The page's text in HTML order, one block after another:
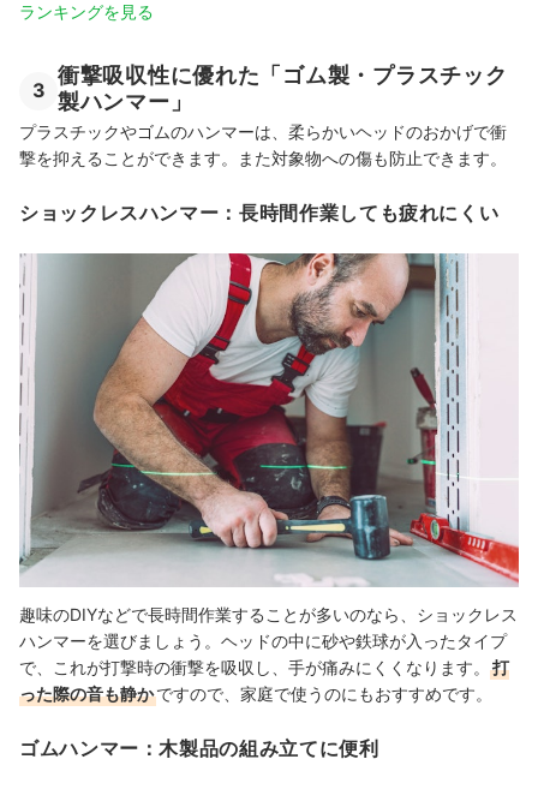
ランキングを見る
3
衝撃吸収性に優れた「ゴム製・プラスチック
製ハンマー」
プラスチックやゴムのハンマーは、柔らかいヘッドのおかげで衝
撃を抑えることができます。また対象物への傷も防止できます。
ショックレスハンマー：長時間作業しても疲れにくい
趣味のDIYなどで長時間作業することが多いのなら、ショックレス
ハンマーを選びましょう。ヘッドの中に砂や鉄球が入ったタイプ
で、これが打撃時の衝撃を吸収し、手が痛みにくくなります。
打
った際の音も静かですので、家庭で使うのにもおすすめです。
ゴムハンマー：木製品の組み立てに便利